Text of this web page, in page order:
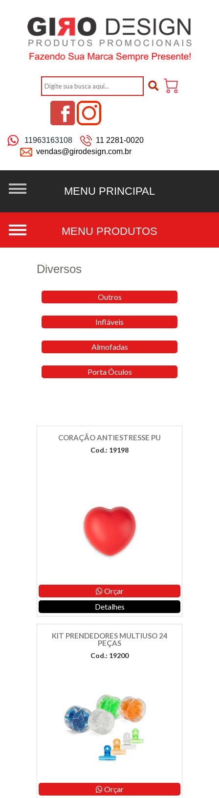
11963163108
11 2281-0020
vendas@girodesign.com.br
Diversos
Outros
Infláveis
Almofadas
Porta Óculos
CORAÇÃO ANTIESTRESSE PU
Cod.: 19198
Orçar
Detalhes
KIT PRENDEDORES MULTIUSO 24
PEÇAS
Cod.: 19200
Orçar